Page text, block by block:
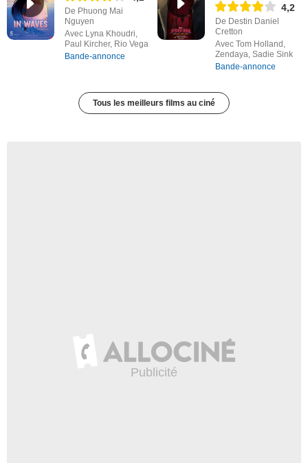
De Phuong Mai
Nguyen
Avec Lyna Khoudri,
Paul Kircher, Rio Vega
Bande-annonce
4,2
De Destin Daniel
Cretton
Avec Tom Holland,
Zendaya, Sadie Sink
Bande-annonce
Tous les meilleurs films au ciné